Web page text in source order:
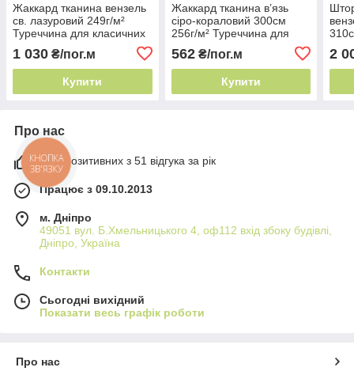
Жаккард тканина вензель
св. лазуровий 249г/м²
Туреччина для класичних
1 030 ₴/пог.м
Купити
Жаккард тканина в’язь
сіро-кораловий 300см
256г/м² Туреччина для
562₴/пог.м
Купити
2
Про нас
98% позитивних з 51 відгука за рік
Працює з 09.10.2013
м. Дніпро
49051 вул. Б.Хмельницького 4, оф112 вхід збоку будівлі,
Дніпро, Україна
Контакти
Сьогодні вихідний
Показати весь графік роботи
Про нас
КНОПКА
ЗВ'ЯЗКУ